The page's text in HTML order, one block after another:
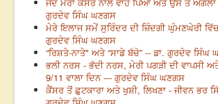
ਗੁਰਦੇਵ ਸਿੰਘ ਘਣਗਸ
ਮੇਰੇ ਇਲਾਜ ਸਮੇਂ ਸੁਰਿੰਦਰ ਦੀ ਜ਼ਿੰਦਗੀ ਘੁੰਮਣਘੇਰੀ
ਗੁਰਦੇਵ ਸਿੰਘ ਘਣਗਸ
“ਰਿਸ਼ਤੇ-ਨਾਤੇ" ਅਤੇ “ਸਾਡੇ ਬੱਚੇ” -- ਡਾ. ਗੁਰਦੇਵ ਸਿੰਘ
ਭਲੀ ਨਰਸ - ਭੱਦੀ ਨਰਸ, ਮੇਰੀ ਪਗੜੀ ਦੀ ਵਾਪਸੀ
9/11 ਵਾਲਾ ਦਿਨ --- ਗੁਰਦੇਵ ਸਿੰਘ ਘਣਗਸ
ਕੈਂਸਰ ਤੋਂ ਛੁਟਕਾਰਾ ਅਤੇ ਖੁਸ਼ੀ, ਲਿਖਣਾ - ਜੀਵਨ ਭਰ